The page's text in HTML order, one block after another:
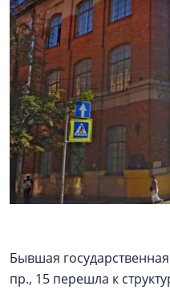
Бывшая
пр., 15 перешла к